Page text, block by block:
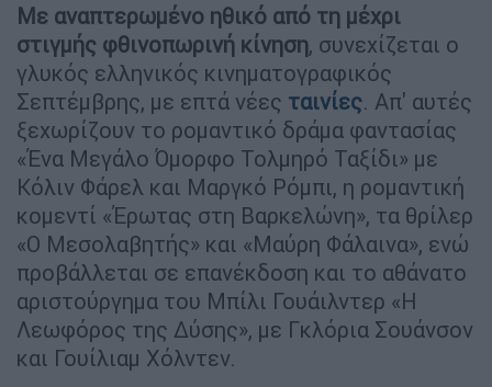
Με αναπτερωμένο ηθικό από τη μέχρι
στιγμής φθινοπωρινή κίνηση, συνεχίζεται ο
γλυκός ελληνικός κινηματογραφικός
Σεπτέμβρης, με επτά νέες ταινίες. Απ' αυτές
ξεχωρίζουν το ρομαντικό δράμα φαντασίας
«Ένα Μεγάλο Όμορφο Τολμηρό Ταξίδι» με
Κόλιν Φάρελ και Μαργκό Ρόμπι, η ρομαντική
κομεντί «Έρωτας στη Βαρκελώνη», τα θρίλερ
«Ο Μεσολαβητής» και «Μαύρη Φάλαινα», ενώ
προβάλλεται σε επανέκδοση και το αθάνατο
αριστούργημα του Μπίλι Γουάιλντερ «Η
Λεωφόρος της Δύσης», με Γκλόρια Σουάνσον
και Γουίλιαμ Χόλντεν.